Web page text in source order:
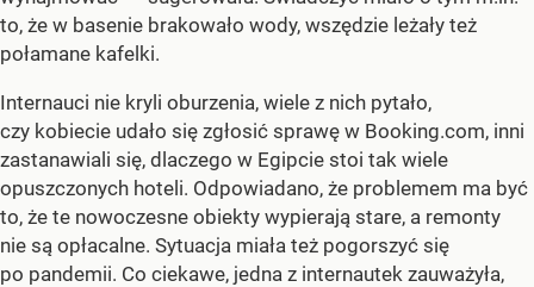
to, że w basenie brakowało wody, wszędzie leżały też
połamane kafelki.
Internauci nie kryli oburzenia, wiele z nich pytało,
czy kobiecie udało się zgłosić sprawę w Booking.com, inni
zastanawiali się, dlaczego w Egipcie stoi tak wiele
opuszczonych hoteli. Odpowiadano, że problemem ma być
to, że te nowoczesne obiekty wypierają stare, a remonty
nie są opłacalne. Sytuacja miała też pogorszyć się
po pandemii. Co ciekawe, jedna z internautek zauważyła,